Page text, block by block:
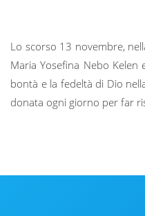
Lo scorso 13 novembre,
Maria Yosefina Nebo
bontà e la fedeltà di Dio
donata ogni giorno per far